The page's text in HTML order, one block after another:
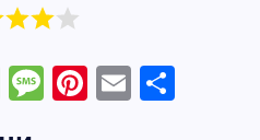
W M Pi E